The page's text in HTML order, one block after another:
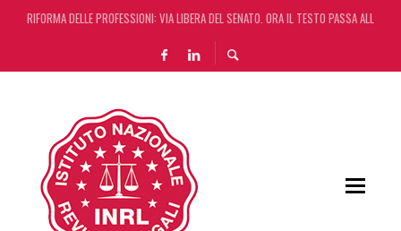
RIFORMA DELLE PROFESSIONI: VIA LIBERA DEL SENATO. ORA IL TESTO PASSA ALLA
DA REGGIO EMILIA ARRIVA LA START UP CHE AUTOMATIZZA LA REVISIONE LEGALE
L’ERRORE CONTABILE NON RILEVANTE NEL BILANCIO “ALLONTANA” LA CONTESTAZIONE